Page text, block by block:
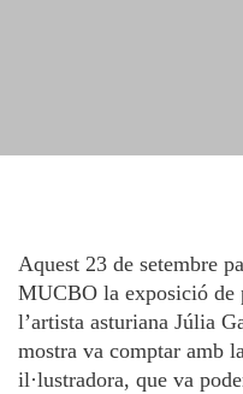
Aquest 23 de setembre
MUCBO la exposició de
l’artista asturiana Júlia
mostra va comptar amb
il·lustradora, que va